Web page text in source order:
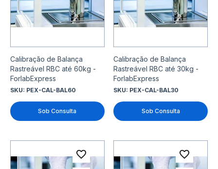
Calibração de Balança
Rastreável RBC até 60kg -
ForlabExpress
SKU: PEX-CAL-BAL60
Sob Consulta
Calibração de Balança
Rastreável RBC até 30kg -
ForlabExpress
SKU: PEX-CAL-BAL30
Sob Consulta
Adicionar à lista de